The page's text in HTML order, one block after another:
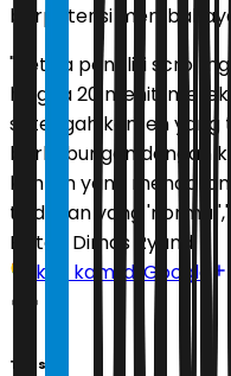
berpotensi
"Ketika peneliti
hingga 20 menit,
setengah konten yang
berhubungan dengan
konten yang
tindakan yang
Editor: Dimas Ryandi
Ikuti kami di Google
Tags